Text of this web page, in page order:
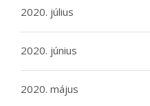
2020. július
2020. június
2020. május